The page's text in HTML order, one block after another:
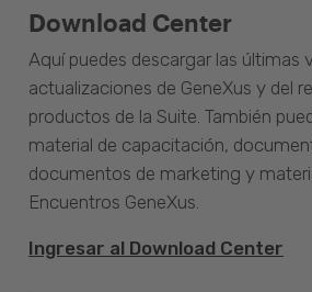
Download Center
Aquí puedes descargar las últimas
actualizaciones de GeneXus y del
productos de la Suite. También
material de capacitación,
documentos de marketing y
Encuentros GeneXus.
Ingresar al Download Center